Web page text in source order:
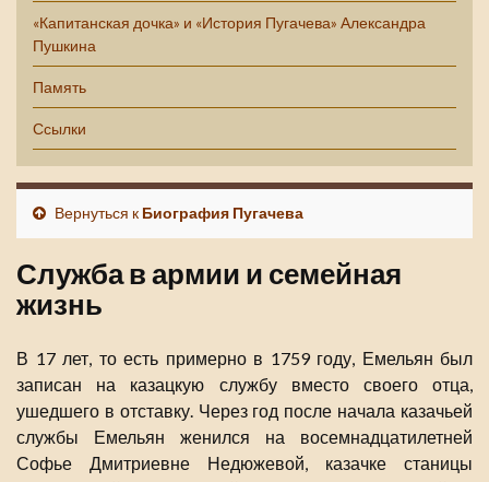
«Капитанская дочка» и «История Пугачева» Александра
Пушкина
Память
Ссылки
Вернуться к Биография Пугачева
Служба в армии и семейная
жизнь
В 17 лет, то есть примерно в 1759 году, Емельян был
записан на казацкую службу вместо своего отца,
ушедшего в отставку. Через год после начала казачьей
службы Емельян женился на восемнадцатилетней
Софье Дмитриевне Недюжевой, казачке станицы